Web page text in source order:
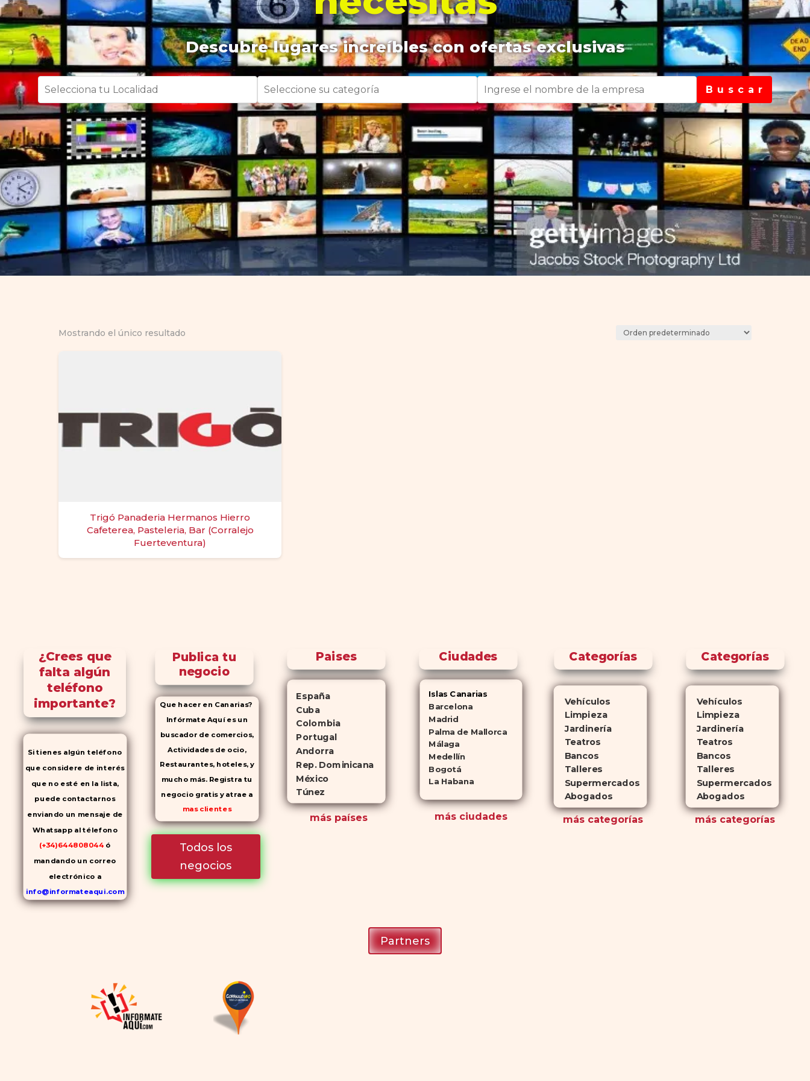
Descubre lugares increíbles con ofertas exclusivas
B u s c a r
Mostrando el único resultado
Trigó Panaderia Hermanos Hierro
Cafeterea, Pasteleria, Bar (Corralejo
Fuerteventura)
¿Crees que
falta algún
teléfono
importante?
Si tienes algún teléfono
que considere de interés
que no esté en la lista,
puede contactarnos
enviando un mensaje de
Whatsapp al télefono
(+34)644808044 ó
mandando un correo
electrónico a
info@informateaqui.com
Mientras que antes la
permitido la producción de
alternativas genéricas tanto
Publica tu
negocio
Que hacer en Canarias?
Infórmate Aquí es un
buscador de comercios,
Actividades de ocio,
Restaurantes, hoteles, y
mucho más. Registra tu
negocio gratis y atrae a
mas clientes
Todos los
negocios
Paises
España
Cuba
Colombia
Portugal
Andorra
Rep. Dominicana
México
Túnez
más países
Ciudades
Islas Canarias
Barcelona
Madrid
Palma de Mallorca
Málaga
Medellín
Bogotá
La Habana
más ciudades
Categorías
Vehículos
Limpieza
Jardinería
Teatros
Bancos
Talleres
Supermercados
Abogados
más categorías
Categorías
Vehículos
Limpieza
Jardinería
Teatros
Bancos
Talleres
Supermercados
Abogados
más categorías
Partners